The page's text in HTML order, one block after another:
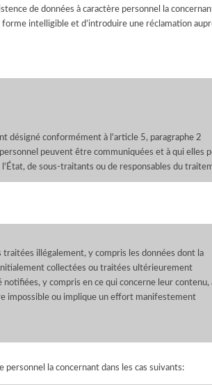
de données à caractère personnel la
intelligible et d’introduire une réclamation
désigné conformément à l'article 5, paragraphe 2
peuvent être communiquées et à qui elles
de sous-traitants ou de responsables du
illégalement, y compris les données dont la
collectées ou traitées ultérieurement
y compris en ce qui concerne leur contenu,
impossible ou implique un effort manifestement
la concernant dans les cas suivants: